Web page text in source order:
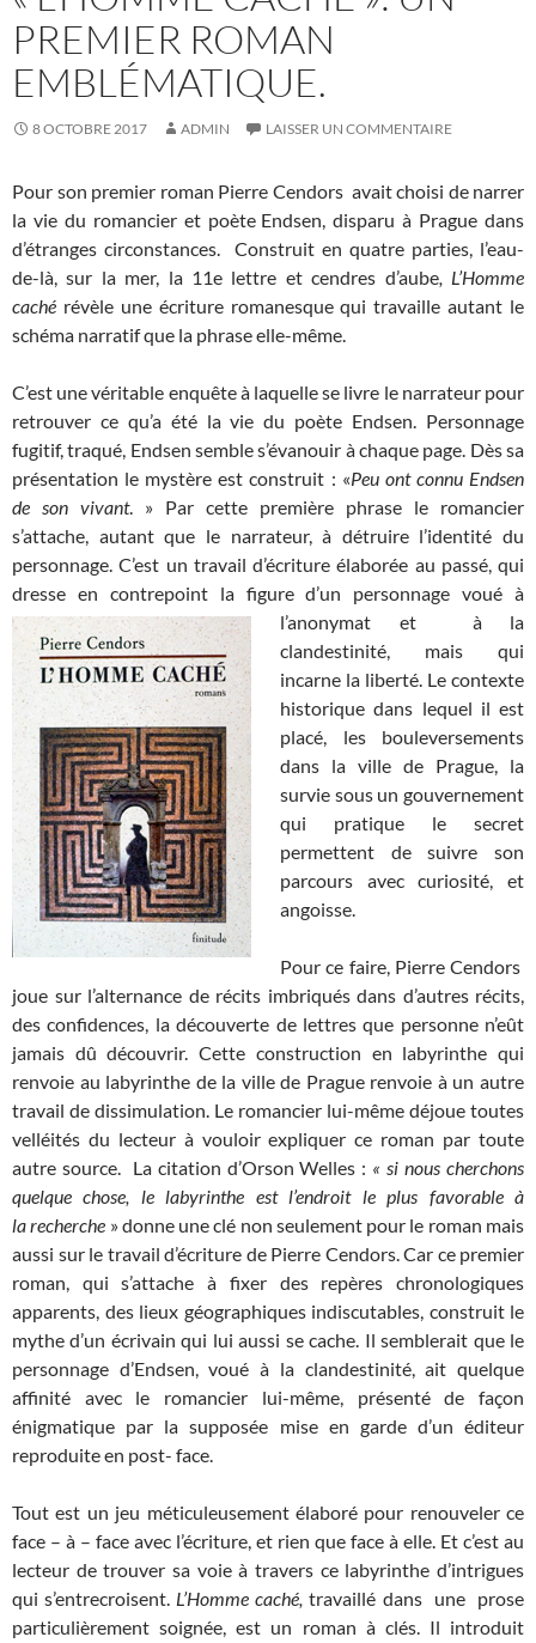
PREMIER ROMAN
EMBLÉMATIQUE.
8 OCTOBRE 2017 ADMIN LAISSER UN COMMENTAIRE
Pour son premier roman Pierre Cendors avait choisi de narrer
la vie du romancier et poète Endsen, disparu à Prague dans
d’étranges circonstances. Construit en quatre parties, l’eau-
de-là, sur la mer, la 11e lettre et cendres d’aube, L’Homme
caché révèle une écriture romanesque qui travaille autant le
schéma narratif que la phrase elle-même.
C’est une véritable enquête à laquelle se livre le narrateur pour
retrouver ce qu’a été la vie du poète Endsen. Personnage
fugitif, traqué, Endsen semble s’évanouir à chaque page. Dès sa
présentation le mystère est construit : «Peu ont connu Endsen
de son vivant. » Par cette première phrase le romancier
s’attache, autant que le narrateur, à détruire l’identité du
personnage. C’est un travail d’écriture élaborée au passé, qui
dresse en contrepoint la figure d’un personnage voué à
l’anonymat et à la
clandestinité, mais qui
incarne la liberté. Le contexte
historique dans lequel il est
placé, les bouleversements
dans la ville de Prague, la
survie sous un gouvernement
qui pratique le secret
permettent de suivre son
parcours avec curiosité, et
angoisse.
Pour ce faire, Pierre Cendors
joue sur l’alternance de récits imbriqués dans d’autres récits,
des confidences, la découverte de lettres que personne n’eût
jamais dû découvrir. Cette construction en labyrinthe qui
renvoie au labyrinthe de la ville de Prague renvoie à un autre
travail de dissimulation. Le romancier lui-même déjoue toutes
velléités du lecteur à vouloir expliquer ce roman par toute
autre source. La citation d’Orson Welles : « si nous cherchons
quelque chose, le labyrinthe est l’endroit le plus favorable à
larecherche » donne une clé non seulement pour le roman mais
aussi sur le travail d’écriture de Pierre Cendors. Car ce premier
roman, qui s’attache à fixer des repères chronologiques
apparents, des lieux géographiques indiscutables, construit le
mythe d’un écrivain qui lui aussi se cache. Il semblerait que le
personnage d’Endsen, voué à la clandestinité, ait quelque
affinité avec le romancier lui-même, présenté de façon
énigmatique par la supposée mise en garde d’un éditeur
reproduite en post- face.
Tout est un jeu méticuleusement élaboré pour renouveler ce
face – à – face avec l’écriture, et rien que face à elle. Et c’est au
lecteur de trouver sa voie à travers ce labyrinthe d’intrigues
qui s’entrecroisent. L’Homme caché, travaillé dans une prose
particulièrement soignée, est un roman à clés. Il introduit